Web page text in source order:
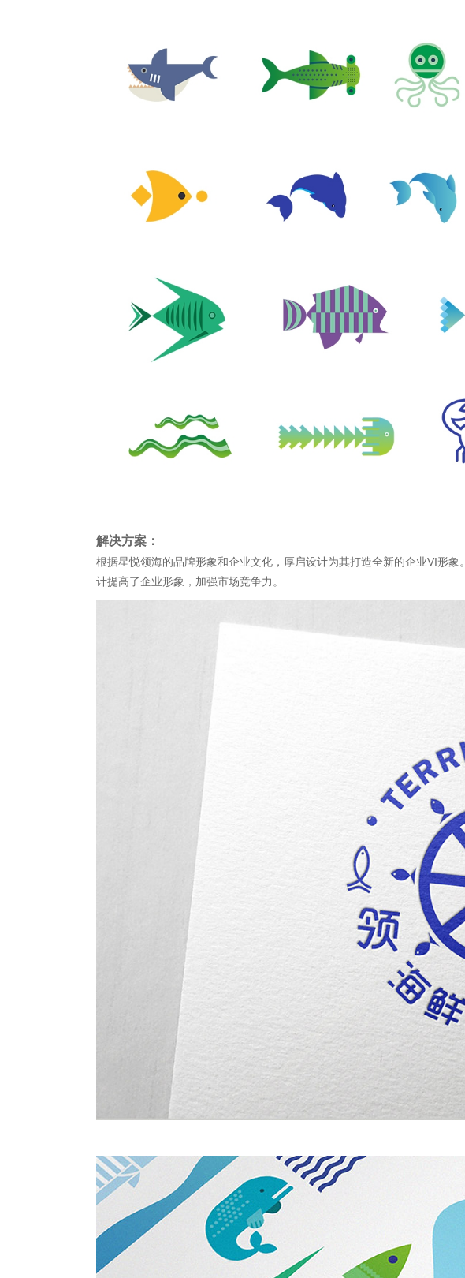
解决方案：
根据星悦领海的品牌形象和企业文化，厚启设计为其打造全新的企业VI形象。
计提高了企业形象，加强市场竞争力。